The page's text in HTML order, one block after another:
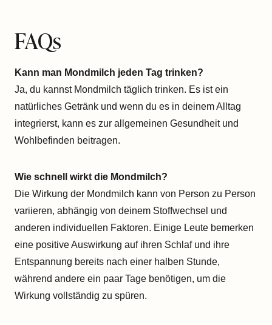
FAQs
Kann man Mondmilch jeden Tag trinken?
Ja, du kannst Mondmilch täglich trinken. Es ist ein
natürliches Getränk und wenn du es in deinem Alltag
integrierst, kann es zur allgemeinen Gesundheit und
Wohlbefinden beitragen.
Wie schnell wirkt die Mondmilch?
Die Wirkung der Mondmilch kann von Person zu Person
variieren, abhängig von deinem Stoffwechsel und
anderen individuellen Faktoren. Einige Leute bemerken
eine positive Auswirkung auf ihren Schlaf und ihre
Entspannung bereits nach einer halben Stunde,
während andere ein paar Tage benötigen, um die
Wirkung vollständig zu spüren.